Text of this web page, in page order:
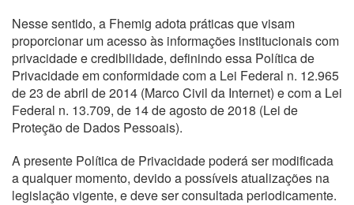
Nesse sentido, a Fhemig adota práticas que visam
proporcionar um acesso às informações institucionais com
privacidade e credibilidade, definindo essa Política de
Privacidade em conformidade com a Lei Federal n. 12.965
de 23 de abril de 2014 (Marco Civil da Internet) e com a Lei
Federal n. 13.709, de 14 de agosto de 2018 (Lei de
Proteção de Dados Pessoais).
A presente Política de Privacidade poderá ser modificada
a qualquer momento, devido a possíveis atualizações na
legislação vigente, e deve ser consultada periodicamente.